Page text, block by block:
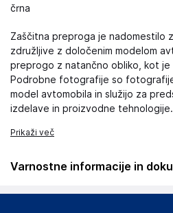
črna
Zaščitna preproga je nadomestilo
združljive z določenim modelom
preprogo z natančno obliko, kot
Podrobne fotografije so
model avtomobila in služijo za
izdelave in proizvodne tehnologije.
Prikaži več
Varnostne informacije in
Podatki o proizvajalcu